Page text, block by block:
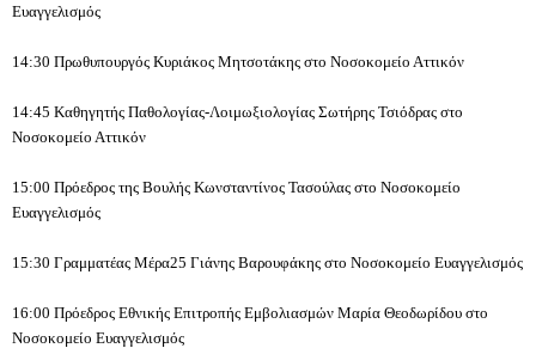
Ευαγγελισμός
14:30 Πρωθυπουργός Κυριάκος Μητσοτάκης στο Νοσοκομείο Αττικόν
14:45 Καθηγητής Παθολογίας-Λοιμωξιολογίας Σωτήρης Τσιόδρας στο
Νοσοκομείο Αττικόν
15:00 Πρόεδρος της Βουλής Κωνσταντίνος Τασούλας στο Νοσοκομείο
Ευαγγελισμός
15:30 Γραμματέας Μέρα25 Γιάνης Βαρουφάκης στο Νοσοκομείο Ευαγγελισμός
16:00 Πρόεδρος Εθνικής Επιτροπής Εμβολιασμών Μαρία Θεοδωρίδου στο
Νοσοκομείο Ευαγγελισμός